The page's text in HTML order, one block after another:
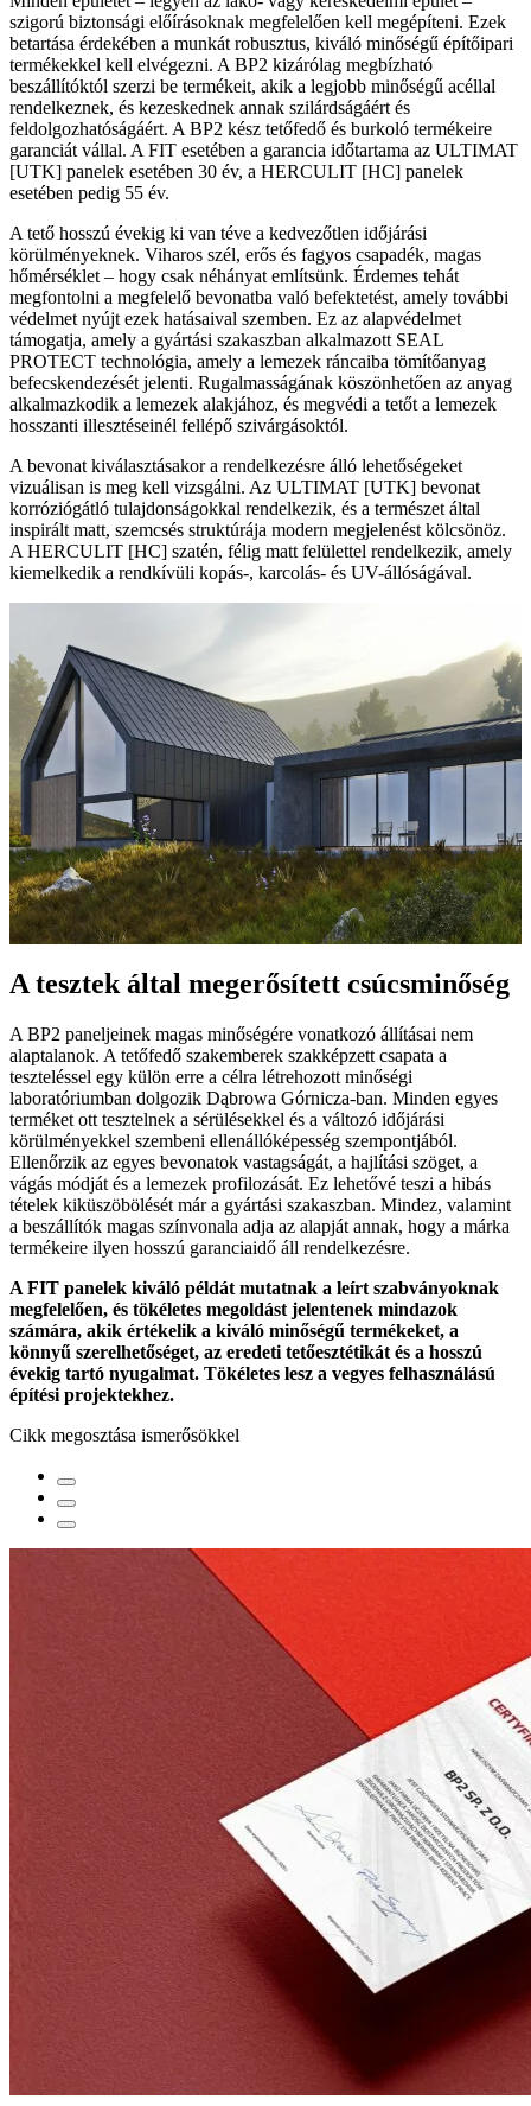
szigorú biztonsági előírásoknak megfelelően kell megépíteni. Ezek
betartása érdekében a munkát robusztus, kiváló minőségű építőipari
termékekkel kell elvégezni. A BP2 kizárólag megbízható
beszállítóktól szerzi be termékeit, akik a legjobb minőségű acéllal
rendelkeznek, és kezeskednek annak szilárdságáért és
feldolgozhatóságáért. A BP2 kész tetőfedő és burkoló termékeire
garanciát vállal. A FIT esetében a garancia időtartama az ULTIMAT
[UTK] panelek esetében 30 év, a HERCULIT [HC] panelek
esetében pedig 55 év.
A tető hosszú évekig ki van téve a kedvezőtlen időjárási
körülményeknek. Viharos szél, erős és fagyos csapadék, magas
hőmérséklet – hogy csak néhányat említsünk. Érdemes tehát
megfontolni a megfelelő bevonatba való befektetést, amely további
védelmet nyújt ezek hatásaival szemben. Ez az alapvédelmet
támogatja, amely a gyártási szakaszban alkalmazott SEAL
PROTECT technológia, amely a lemezek ráncaiba tömítőanyag
befecskendezését jelenti. Rugalmasságának köszönhetően az anyag
alkalmazkodik a lemezek alakjához, és megvédi a tetőt a lemezek
hosszanti illesztéseinél fellépő szivárgásoktól.
A bevonat kiválasztásakor a rendelkezésre álló lehetőségeket
vizuálisan is meg kell vizsgálni. Az ULTIMAT [UTK] bevonat
korróziógátló tulajdonságokkal rendelkezik, és a természet által
inspirált matt, szemcsés struktúrája modern megjelenést kölcsönöz.
A HERCULIT [HC] szatén, félig matt felülettel rendelkezik, amely
kiemelkedik a rendkívüli kopás-, karcolás- és UV-állóságával.
A tesztek által megerősített csúcsminőség
A BP2 paneljeinek magas minőségére vonatkozó állításai nem
alaptalanok. A tetőfedő szakemberek szakképzett csapata a
teszteléssel egy külön erre a célra létrehozott minőségi
laboratóriumban dolgozik Dąbrowa Górnicza-ban. Minden egyes
terméket ott tesztelnek a sérülésekkel és a változó időjárási
körülményekkel szembeni ellenállóképesség szempontjából.
Ellenőrzik az egyes bevonatok vastagságát, a hajlítási szöget, a
vágás módját és a lemezek profilozását. Ez lehetővé teszi a hibás
tételek kiküszöbölését már a gyártási szakaszban. Mindez, valamint
a beszállítók magas színvonala adja az alapját annak, hogy a márka
termékeire ilyen hosszú garanciaidő áll rendelkezésre.
A FIT panelek kiváló példát mutatnak a leírt szabványoknak
megfelelően, és tökéletes megoldást jelentenek mindazok
számára, akik értékelik a kiváló minőségű termékeket, a
könnyű szerelhetőséget, az eredeti tetőesztétikát és a hosszú
évekig tartó nyugalmat. Tökéletes lesz a vegyes felhasználású
építési projektekhez.
Cikk megosztása ismerősökkel